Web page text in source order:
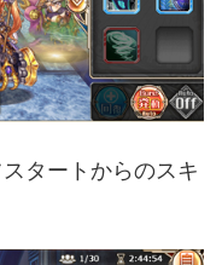
タートからのスキ